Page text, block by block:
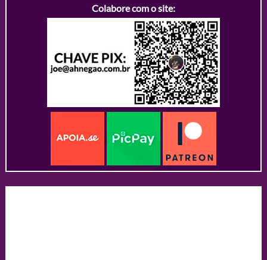
Colabore com o site: